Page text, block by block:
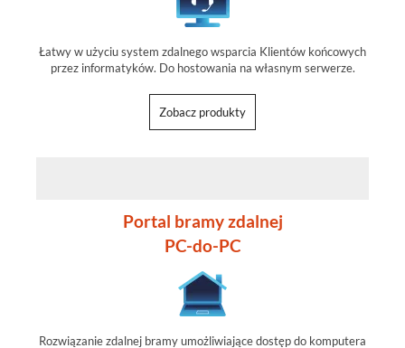
Łatwy w użyciu system zdalnego wsparcia Klientów końcowych
przez informatyków. Do hostowania na własnym serwerze.
Zobacz produkty
Portal bramy zdalnej
PC-do-PC
Rozwiązanie zdalnej bramy umożliwiające dostęp do komputera